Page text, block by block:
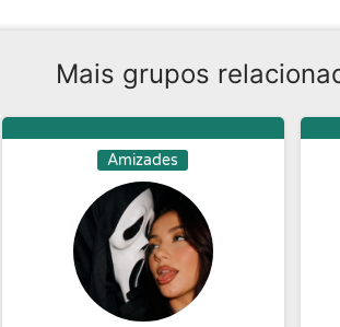
Mais grupos
Amizades